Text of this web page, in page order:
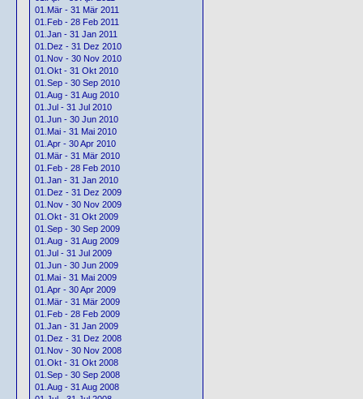
01.Mär - 31 Mär 2011
01.Feb - 28 Feb 2011
01.Jan - 31 Jan 2011
01.Dez - 31 Dez 2010
01.Nov - 30 Nov 2010
01.Okt - 31 Okt 2010
01.Sep - 30 Sep 2010
01.Aug - 31 Aug 2010
01.Jul - 31 Jul 2010
01.Jun - 30 Jun 2010
01.Mai - 31 Mai 2010
01.Apr - 30 Apr 2010
01.Mär - 31 Mär 2010
01.Feb - 28 Feb 2010
01.Jan - 31 Jan 2010
01.Dez - 31 Dez 2009
01.Nov - 30 Nov 2009
01.Okt - 31 Okt 2009
01.Sep - 30 Sep 2009
01.Aug - 31 Aug 2009
01.Jul - 31 Jul 2009
01.Jun - 30 Jun 2009
01.Mai - 31 Mai 2009
01.Apr - 30 Apr 2009
01.Mär - 31 Mär 2009
01.Feb - 28 Feb 2009
01.Jan - 31 Jan 2009
01.Dez - 31 Dez 2008
01.Nov - 30 Nov 2008
01.Okt - 31 Okt 2008
01.Sep - 30 Sep 2008
01.Aug - 31 Aug 2008